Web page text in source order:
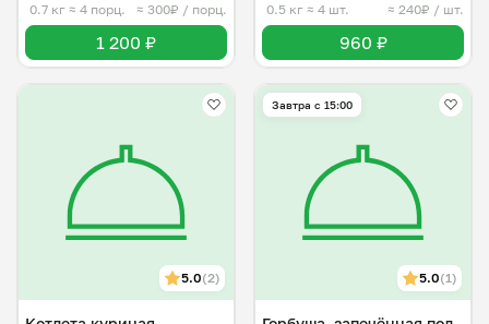
0.7 кг ≈ 4 порц. ≈ 300₽ / порц.
1 200 ₽
0.5 кг ≈ 4 шт. ≈ 240₽ / шт.
960 ₽
5.0(2)
Завтра c 15:00
5.0(1)